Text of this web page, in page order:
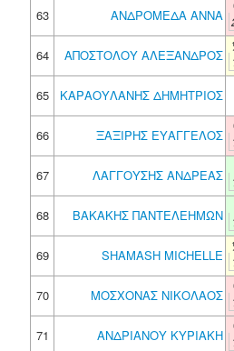
63
ΑΝΔΡΟΜΕΔΑ ΑΝΝΑ
64
ΑΠΟΣΤΟΛΟΥ ΑΛΕΞΑΝΔΡΟΣ
65
ΚΑΡΑΟΥΛΑΝΗΣ ΔΗΜΗΤΡΙΟΣ
66 ΞΑΞΙΡΗΣ ΕΥΑΓΓΕΛΟΣ
67 ΛΑΓΓΟΥΣΗΣ ΑΝΔΡΕΑΣ
68 ΒΑΚΑΚΗΣ ΠΑΝΤΕΛΕΗΜΩΝ
69
SHAMASH MICHELLE
70 ΜΟΣΧΟΝΑΣ ΝΙΚΟΛΑΟΣ
71 ΑΝΔΡΙΑΝΟΥ ΚΥΡΙΑΚΗ